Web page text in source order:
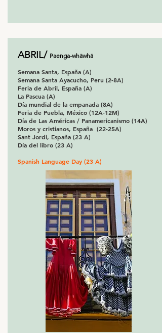
ABRIL/ Paenga-whāwhā
Semana Santa, España (A)
Semana Santa Ayacucho, Peru (2-8A)
Feria de Abril, España (A)
La Pascua (A)
Día mundial de la empanada (8A)
Feria de Puebla, México (12A-12M)
Día de Las Américas / Panamericanismo (14A)
Moros y cristianos, España (22-25A)
Sant Jordi, España (23 A)
Día del libro (23 A)
Spanish Language Day (23 A)